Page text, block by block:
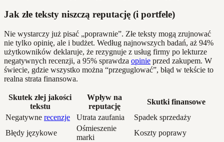
Jak złe teksty niszczą reputację (i portfele)
Nie wystarczy już pisać „poprawnie”. Złe teksty mogą zrujnować
nie tylko opinię, ale i budżet. Według najnowszych badań, aż 94%
użytkowników deklaruje, że rezygnuje z usług firmy po lekturze
negatywnych recenzji, a 95% sprawdza opinie przed zakupem. W
świecie, gdzie wszystko można “przeguglować”, błąd w tekście to
realna strata finansowa.
Skutek złej jakości
tekstu
Wpływ na
reputację
Skutki finansowe
Negatywne recenzje Utrata zaufania
Spadek sprzedaży
Błędy językowe
Ośmieszenie
marki
Koszty poprawy